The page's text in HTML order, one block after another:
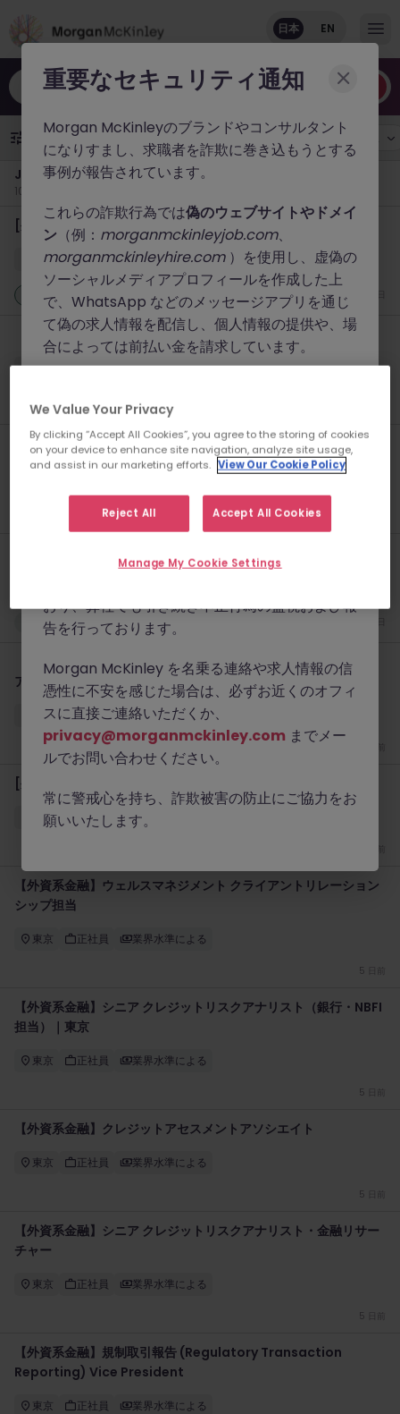
職種やキーワードなど
日本 EN
職種 2 勤務地 雇用形態
Japan新着求人
109件の求人があります
[外資系アセマネ] 不動産 プロダクトスペシャリスト
東京 正社員 業界水準による
【外資系投資銀行】エグゼキューションサービスヘッド
東京 正社員 業界水準による
新着
【外資系投資銀行】オフショアセールストレーディングヘッド
【デジタルアセット企業】クライアントオンボーディング・KYC
アナリスト
東京 正社員 800万～1,100万円
[外資系アセマネ] プロダクトスペシャリスト
東京 正社員 業界水準による
【外資系金融】ウェルスマネジメント クライアントリレーション
シップ担当
東京 正社員 業界水準による
5 日前
【外資系金融】シニア クレジットリスクアナリスト（銀行・NBFI
担当）｜東京
東京 正社員 業界水準による
5 日前
【外資系金融】クレジットアセスメントアソシエイト
東京 正社員 業界水準による
5 日前
【外資系金融】シニア クレジットリスクアナリスト・金融リサー
チャー
東京 正社員 業界水準による
5 日前
【外資系金融】規制取引報告 (Regulatory Transaction
Reporting) Vice President
東京 正社員 業界水準による
重要なセキュリティ通知
Morgan McKinleyのブランドやコンサルタント
になりすまし、求職者を詐欺に巻き込もうとする
事例が報告されています。
これらの詐欺行為では偽のウェブサイトやドメイ
ン （例： morganmckinleyjob.com、
morganmckinleyhire.com）を使用し、虚偽の
ソーシャルメディアプロフィールを作成した上
で、WhatsApp などのメッセージアプリを通じ
て偽の求人情報を配信し、個人情報の提供や、場
合によっては前払い金を請求しています。
www.morganmckinley.com
連絡手段（@morganmckinley.comで終わる
メールアドレス、LinkedIn、または弊社オフィ
スからの直接の電話）を通じてのみ業務を行って
おります。
初めての方にWhatsApp経由で求人情報をご案
内することは一切ありません。同様の詐欺は、世
おり、弊社でも引き続き不正行為の監視および報
告を行っております。
Morgan McKinley を名乗る連絡や求人情報の信
憑性に不安を感じた場合は、必ずお近くのオフィ
スに直接ご連絡いただくか、
privacy@morganmckinley.com までメー
ルでお問い合わせください。
常に警戒心を持ち、詐欺被害の防止にご協力をお
願いいたします。
We Value Your Privacy
By clicking “Accept All Cookies”, you agree to the storing of cookies
on your device to enhance site navigation, analyze site usage,
and assist in our marketing efforts. View Our Cookie Policy
Reject All Accept All Cookies
Manage My Cookie Settings